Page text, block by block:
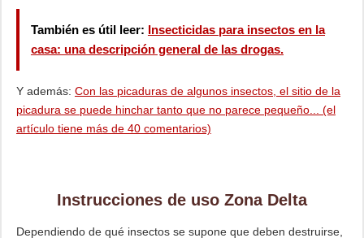
También es útil leer: Insecticidas para insectos en la
casa: una descripción general de las drogas.
Y además: Con las picaduras de algunos insectos, el sitio de la
picadura se puede hinchar tanto que no parece pequeño... (el
artículo tiene más de 40 comentarios)
Instrucciones de uso Zona Delta
Dependiendo de qué insectos se supone que deben destruirse,